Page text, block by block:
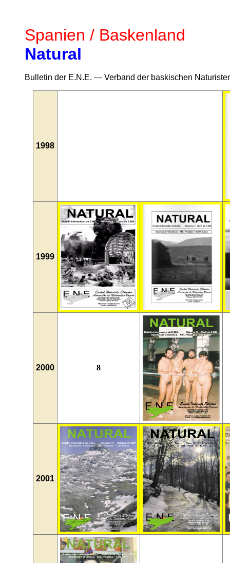
Spanien / Baskenland
Natural
Bulletin der E.N.E. — Verband der baskischen
1998
1999
2000 8
2001